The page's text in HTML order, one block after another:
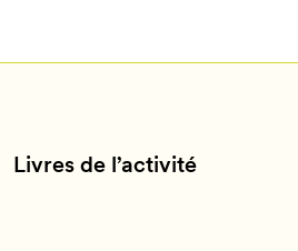
Livres de l’activité